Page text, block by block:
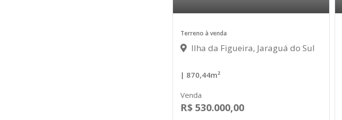
Terreno à venda
Ilha da Figueira, Jaraguá do Sul
| 870,44m²
Venda
R$ 530.000,00